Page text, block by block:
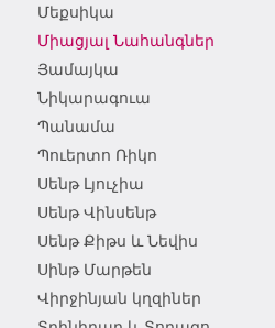
Մեքսիկա
Միացյալ Նահանգներ
Յամայկա
Նիկարագուա
Պանամա
Պուերտո Ռիկո
Սենթ Լյուչիա
Սենթ Վինսենթ
Սենթ Քիթս և Նեվիս
Սինթ Մարթեն
Վիրջինյան կղզիներ